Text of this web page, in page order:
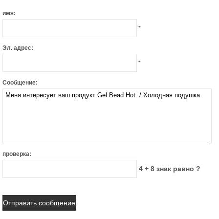
имя:
*
Эл. адрес:
*
Сообщение:
проверка:
4 + 8 знак равно ?